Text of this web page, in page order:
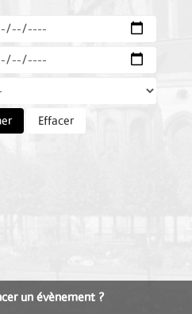
Effacer
un évènement ?